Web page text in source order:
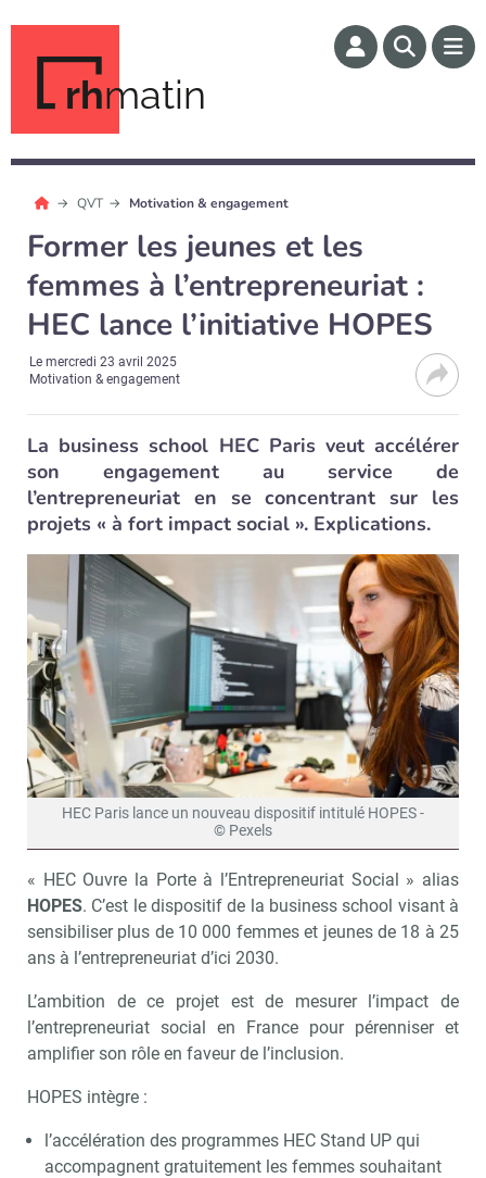
rhmatin
QVT Motivation & engagement
Former les jeunes et les
femmes à l’entrepreneuriat :
HEC lance l’initiative HOPES
Lemercredi 23 avril 2025
Motivation & engagement
La business school HEC Paris veut accélérer
son engagement au service de
l’entrepreneuriat en se concentrant sur les
projets « à fort impact social ». Explications.
HEC Paris lance un nouveau dispositif intitulé HOPES -
© Pexels
« HEC Ouvre la Porte à l’Entrepreneuriat Social » alias
HOPES. C’est le dispositif de la business school visant à
sensibiliser plus de 10 000 femmes et jeunes de 18 à 25
ans à l’entrepreneuriat d’ici 2030.
L’ambition de ce projet est de mesurer l’impact de
l’entrepreneuriat social en France pour pérenniser et
amplifier son rôle en faveur de l’inclusion.
HOPES intègre :
l’accélération des programmes HEC Stand UP qui
accompagnent gratuitement les femmes souhaitant